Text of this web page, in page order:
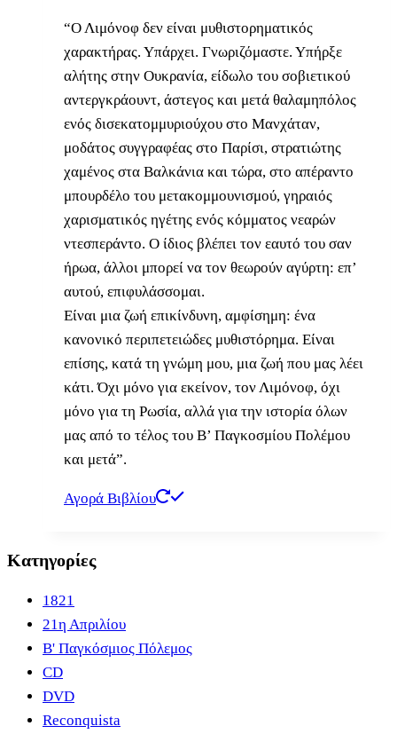
“Ο Λιμόνοφ δεν είναι μυθιστορηματικός
χαρακτήρας. Υπάρχει. Γνωριζόμαστε. Υπήρξε
αλήτης στην Ουκρανία, είδωλο του σοβιετικού
αντεργκράουντ, άστεγος και μετά θαλαμηπόλος
ενός δισεκατομμυριούχου στο Μανχάταν,
μοδάτος συγγραφέας στο Παρίσι, στρατιώτης
χαμένος στα Βαλκάνια και τώρα, στο απέραντο
μπουρδέλο του μετακομμουνισμού, γηραιός
χαρισματικός ηγέτης ενός κόμματος νεαρών
ντεσπεράντο. Ο ίδιος βλέπει τον εαυτό του σαν
ήρωα, άλλοι μπορεί να τον θεωρούν αγύρτη: επ’
αυτού, επιφυλάσσομαι.
Είναι μια ζωή επικίνδυνη, αμφίσημη: ένα
κανονικό περιπετειώδες μυθιστόρημα. Είναι
επίσης, κατά τη γνώμη μου, μια ζωή που μας λέει
κάτι. Όχι μόνο για εκείνον, τον Λιμόνοφ, όχι
μόνο για τη Ρωσία, αλλά για την ιστορία όλων
μας από το τέλος του Β’ Παγκοσμίου Πολέμου
και μετά”.
Αγορά Βιβλίου
Κατηγορίες
1821
21η Απριλίου
B' Παγκόσμιος Πόλεμος
CD
DVD
Reconquista